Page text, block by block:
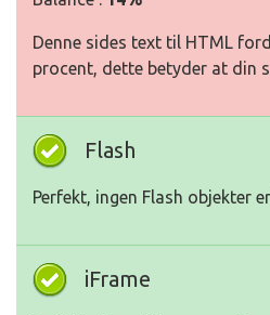
Denne sides text til HTML
procent, dette betyder at din
Flash
Perfekt, ingen Flash objekter
iFrame